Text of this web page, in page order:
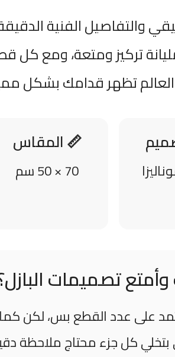
تركيز ومتعة، ومع كل
تظهر قدامك بشكل
📏 المقاس
70 × 50 سم
تصميمات
على عدد القطع بس، لكن
بتخلي كل جزء محتاج ملاحظة